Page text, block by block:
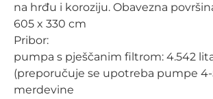
na hrđu i koroziju. Obavezna
605 x 330 cm
Pribor:
pumpa s pješčanim filtrom: 4.542
(preporučuje se upotreba pumpe
merdevine